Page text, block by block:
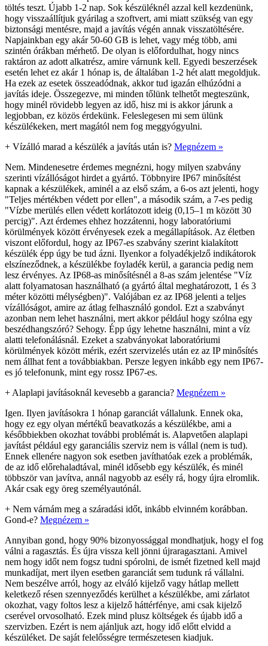
töltés teszt. Újabb 1-2 nap. Sok készüléknél azzal kell kezdenünk,
hogy visszaállítjuk gyárilag a szoftvert, ami miatt szükség van egy
biztonsági mentésre, majd a javítás végén annak visszatöltésére.
Napjainkban egy akár 50-60 GB is lehet, vagy még több, ami
szintén órákban mérhető. De olyan is előfordulhat, hogy nincs
raktáron az adott alkatrész, amire várnunk kell. Egyedi beszerzések
esetén lehet ez akár 1 hónap is, de általában 1-2 hét alatt megoldjuk.
Ha ezek az esetek összeadódnak, akkor tud igazán elhúzódni a
javítás ideje. Összegezve, mi minden tőlünk telhetőt megteszünk,
hogy minél rövidebb legyen az idő, hisz mi is akkor járunk a
legjobban, ez közös érdekünk. Feleslegesen mi sem ülünk
készülékeken, mert magától nem fog meggyógyulni.
+ Vízálló marad a készülék a javítás után is? Megnézem »
Nem. Mindenesetre érdemes megnézni, hogy milyen szabvány
szerinti vízállóságot hirdet a gyártó. Többnyire IP67 minősítést
kapnak a készülékek, aminél a az első szám, a 6-os azt jelenti, hogy
"Teljes mértékben védett por ellen", a második szám, a 7-es pedig
"Vízbe merülés ellen védett korlátozott ideig (0,15–1 m között 30
percig)". Azt érdemes ehhez hozzátenni, hogy laboratóriumi
körülmények között érvényesek ezek a megállapítások. Az életben
viszont előfordul, hogy az IP67-es szabvány szerint kialakított
készülék épp úgy be tud ázni. Ilyenkor a folyadékjelző indikátorok
elszíneződnek, a készülékbe foyladék kerül, a garancia pedig nem
lesz érvényes. Az IP68-as minősítésnél a 8-as szám jelentése "Víz
alatt folyamatosan használható (a gyártó által meghatározott, 1 és 3
méter közötti mélységben)". Valójában ez az IP68 jelenti a teljes
vízállóságot, amire az átlag felhasználó gondol. Ezt a szabványt
azonban nem lehet használni, mert akkor például hogy szólna egy
beszédhangszóró? Sehogy. Épp úgy lehetne használni, mint a víz
alatti telefonálásnál. Ezeket a szabványokat laboratóriumi
körülmények között mérik, ezért szervizelés után ez az IP minősítés
nem állhat fent a továbbiakban. Persze legyen inkább egy nem IP67-
es jó telefonunk, mint egy rossz IP67-es.
+ Alaplapi javításoknál kevesebb a garancia? Megnézem »
Igen. Ilyen javításokra 1 hónap garanciát vállalunk. Ennek oka,
hogy ez egy olyan mértékű beavatkozás a készülékbe, ami a
későbbiekben okozhat további problémát is. Alapvetően alaplapi
javítást például egy garanciális szerviz nem is vállal (nem is tud).
Ennek ellenére nagyon sok esetben javíthatóak ezek a problémák,
de az idő előrehaladtával, minél idősebb egy készülék, és minél
többször van javítva, annál nagyobb az esély rá, hogy újra elromlik.
Akár csak egy öreg személyautónál.
+ Nem várnám meg a száradási időt, inkább elvinném korábban.
Gond-e? Megnézem »
Annyiban gond, hogy 90% bizonyossággal mondhatjuk, hogy el fog
válni a ragasztás. És újra vissza kell jönni újraragasztani. Amivel
nem hogy időt nem fogsz tudni spórolni, de ismét fizetned kell majd
munkadíjat, mert ilyen esetben garanciát sem tudunk rá vállalni.
Nem beszélve arról, hogy az elváló kijelző vagy hátlap mellett
keletkező résen szennyeződés kerülhet a készülékbe, ami zárlatot
okozhat, vagy foltos lesz a kijelző háttérfénye, ami csak kijelző
cserével orvosolható. Ezek mind plusz költségek és újabb idő a
szervizben. Ezért is nem ajánljuk azt, hogy idő előtt elvidd a
készüléket. De saját felelősségre természetesen kiadjuk.